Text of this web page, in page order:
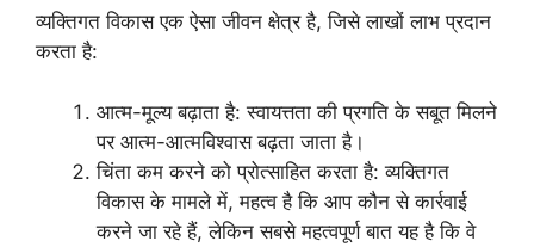
व्यक्तिगत विकास एक ऐसा जीवन क्षेत्र है, जिसे लाखों लाभ प्रदान
करता है:
आत्म-मूल्य बढ़ाता है: स्वायत्तता की प्रगति के सबूत मिलने
पर आत्म-आत्मविश्वास बढ़ता जाता है।
चिंता कम करने को प्रोत्साहित करता है: व्यक्तिगत
विकास के मामले में, महत्व है कि आप कौन से कार्रवाई
करने जा रहे हैं, लेकिन सबसे महत्वपूर्ण बात यह है कि वे